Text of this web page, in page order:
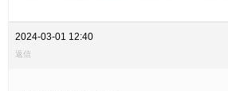
2024-03-01 12:40
返信